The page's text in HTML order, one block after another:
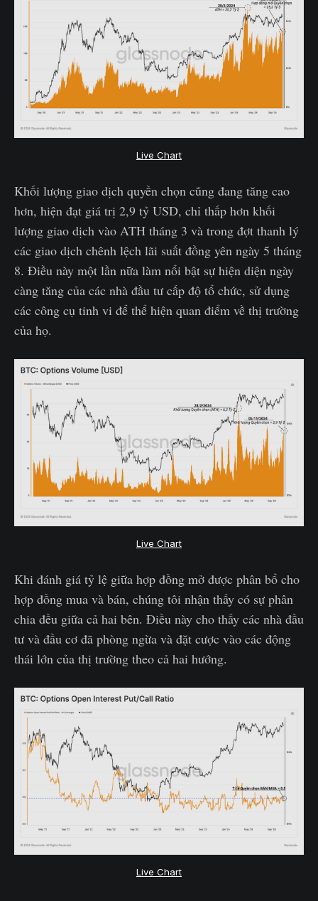
Live Chart
Khối lượng giao dịch quyền chọn cũng đang tăng cao
hơn, hiện đạt giá trị 2,9 tỷ USD, chỉ thấp hơn khối
lượng giao dịch vào ATH tháng 3 và trong đợt thanh lý
các giao dịch chênh lệch lãi suất đồng yên ngày 5 tháng
8. Điều này một lần nữa làm nổi bật sự hiện diện ngày
càng tăng của các nhà đầu tư cấp độ tổ chức, sử dụng
các công cụ tinh vi để thể hiện quan điểm về thị trường
của họ.
Live Chart
Khi đánh giá tỷ lệ giữa hợp đồng mở được phân bổ cho
hợp đồng mua và bán, chúng tôi nhận thấy có sự phân
chia đều giữa cả hai bên. Điều này cho thấy các nhà đầu
tư và đầu cơ đã phòng ngừa và đặt cược vào các động
thái lớn của thị trường theo cả hai hướng.
Live Chart